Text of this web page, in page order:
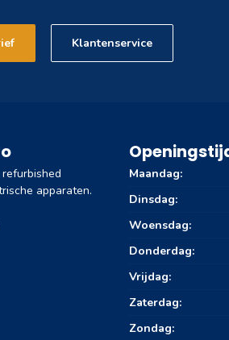
Klantenservice
apparaten.
Maandag:
Dinsdag:
Woensdag:
Donderdag:
Vrijdag:
Zaterdag:
Zondag: